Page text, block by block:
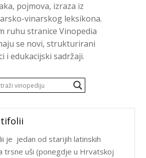
pojmova, izraza iz
vinarskog leksikona.
ruhu stranice Vinopedia
se novi, strukturirani
i edukacijski sadržaji.
je jedan od starijih latinskih
trsne uši (ponegdje u Hrvatskoj